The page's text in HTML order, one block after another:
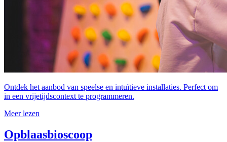
Ontdek het aanbod van speelse en intuïtieve installaties. Perfect om
in een vrijetijdscontext te programmeren.
Meer lezen
Opblaasbioscoop